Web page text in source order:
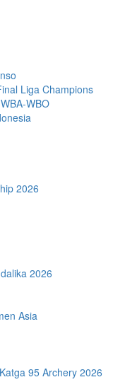
Liga Champions
WBO
2026
2026
Asia
95 Archery 2026